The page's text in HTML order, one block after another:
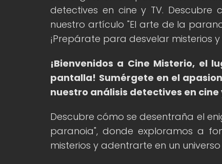
detectives en cine y TV.
nuestro artículo "El arte de la
¡Prepárate para desvelar misterios
¡Bienvenidos a Cine Misterio, el
pantalla! Sumérgete en el
nuestro análisis detectives en cine
Descubre cómo se desentraña el
paranoia", donde exploramos a
misterios y adentrarte en un